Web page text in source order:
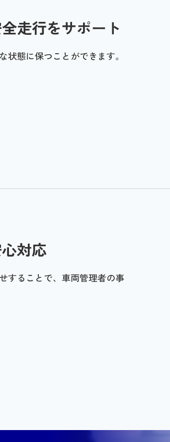
走行をサポート
態に保つことができます。
対応
することで、車両管理者の事